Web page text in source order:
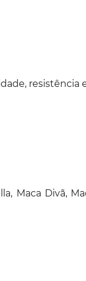
resistência
Maca Divã,